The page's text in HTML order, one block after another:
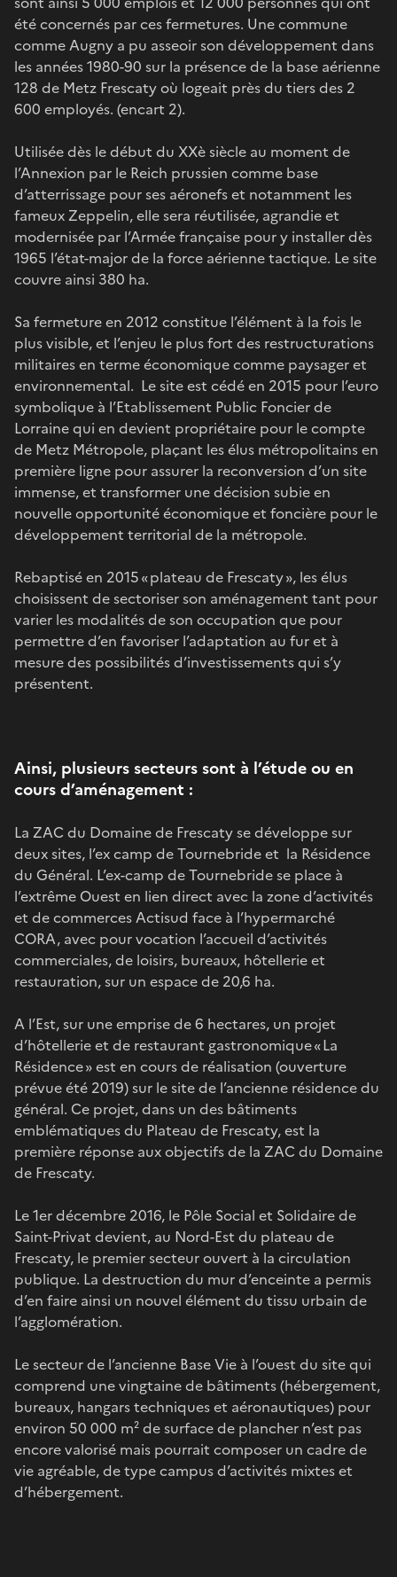
été concernés par ces fermetures. Une commune
comme Augny a pu asseoir son développement dans
les années 1980-90 sur la présence de la base aérienne
128 de Metz Frescaty où logeait près du tiers des 2
600 employés. (encart 2).
Utilisée dès le début du XXè siècle au moment de
l’Annexion par le Reich prussien comme base
d’atterrissage pour ses aéronefs et notamment les
fameux Zeppelin, elle sera réutilisée, agrandie et
modernisée par l’Armée française pour y installer dès
1965 l’état-major de la force aérienne tactique. Le site
couvre ainsi 380 ha.
Sa fermeture en 2012 constitue l’élément à la fois le
plus visible, et l’enjeu le plus fort des restructurations
militaires en terme économique comme paysager et
environnemental. Le site est cédé en 2015 pour l’euro
symbolique à l’Etablissement Public Foncier de
Lorraine qui en devient propriétaire pour le compte
de Metz Métropole, plaçant les élus métropolitains en
première ligne pour assurer la reconversion d’un site
immense, et transformer une décision subie en
nouvelle opportunité économique et foncière pour le
développement territorial de la métropole.
Rebaptisé en 2015 « plateau de Frescaty », les élus
choisissent de sectoriser son aménagement tant pour
varier les modalités de son occupation que pour
permettre d’en favoriser l’adaptation au fur et à
mesure des possibilités d’investissements qui s’y
présentent.
Ainsi, plusieurs secteurs sont à l’étude ou en
cours d’aménagement :
La ZAC du Domaine de Frescaty se développe sur
deux sites, l’ex camp de Tournebride et la Résidence
du Général. L’ex-camp de Tournebride se place à
l’extrême Ouest en lien direct avec la zone d’activités
et de commerces Actisud face à l’hypermarché
CORA, avec pour vocation l’accueil d’activités
commerciales, de loisirs, bureaux, hôtellerie et
restauration, sur un espace de 20,6 ha.
A l’Est, sur une emprise de 6 hectares, un projet
d’hôtellerie et de restaurant gastronomique « La
Résidence » est en cours de réalisation (ouverture
prévue été 2019) sur le site de l’ancienne résidence du
général. Ce projet, dans un des bâtiments
emblématiques du Plateau de Frescaty, est la
première réponse aux objectifs de la ZAC du Domaine
de Frescaty.
Le 1er décembre 2016, le Pôle Social et Solidaire de
Saint-Privat devient, au Nord-Est du plateau de
Frescaty, le premier secteur ouvert à la circulation
publique. La destruction du mur d’enceinte a permis
d’en faire ainsi un nouvel élément du tissu urbain de
l’agglomération.
Le secteur de l’ancienne Base Vie à l’ouest du site qui
comprend une vingtaine de bâtiments (hébergement,
bureaux, hangars techniques et aéronautiques) pour
environ 50 000 m² de surface de plancher n’est pas
encore valorisé mais pourrait composer un cadre de
vie agréable, de type campus d’activités mixtes et
d’hébergement.